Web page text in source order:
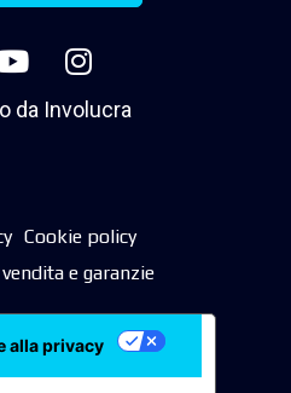
da Involucra
Cookie policy
e garanzie
alla privacy